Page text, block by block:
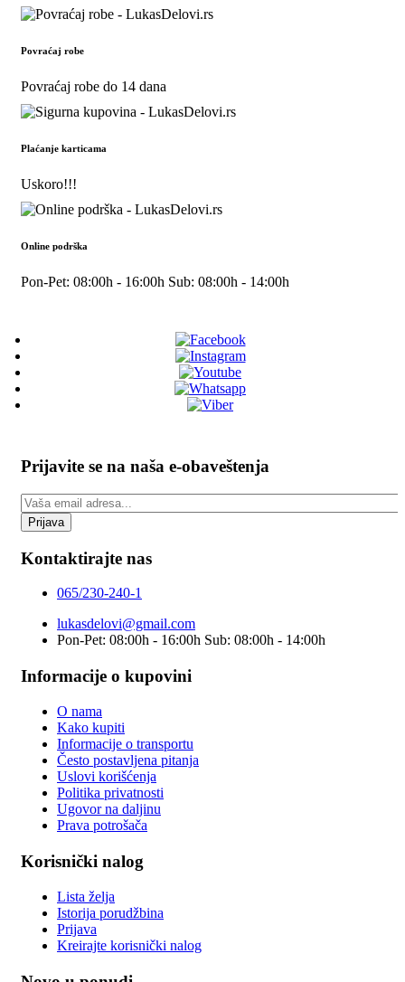
Povraćaj robe
Povraćaj robe do 14 dana
Plaćanje karticama
Uskoro!!!
Online podrška
Pon-Pet: 08:00h - 16:00h Sub: 08:00h - 14:00h
Prijavite se na naša e-obaveštenja
Prijava
Kontaktirajte nas
065/230-240-1
lukasdelovi@gmail.com
Pon-Pet: 08:00h - 16:00h Sub: 08:00h - 14:00h
Informacije o kupovini
O nama
Kako kupiti
Informacije o transportu
Često postavljena pitanja
Uslovi korišćenja
Politika privatnosti
Ugovor na daljinu
Prava potrošača
Korisnički nalog
Lista želja
Istorija porudžbina
Prijava
Kreirajte korisnički nalog